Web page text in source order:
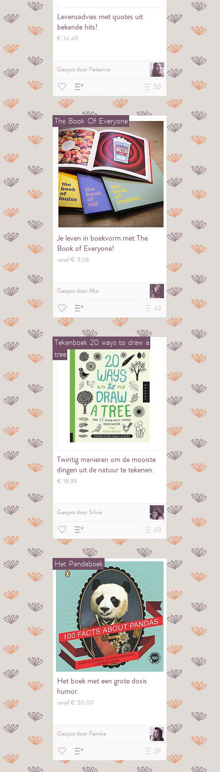
Levensadvies met quotes uit
bekende hits!
€ 14,49
Gespot door Federica
50
The Book Of Everyone
Je leven in boekvorm met The
Book of Everyone!
vanaf €9,58
Gespot doorMia
43
Tekenboek 20 ways to draw a
tree
Twintig manieren om de mooiste
dingen uit de natuur te tekenen.
€ 18,99
Gespot door Silvia
43
Het Pandaboek
Het boek met een grote dosis
humor.
vanaf € 50,00
Gespot door Femke
39